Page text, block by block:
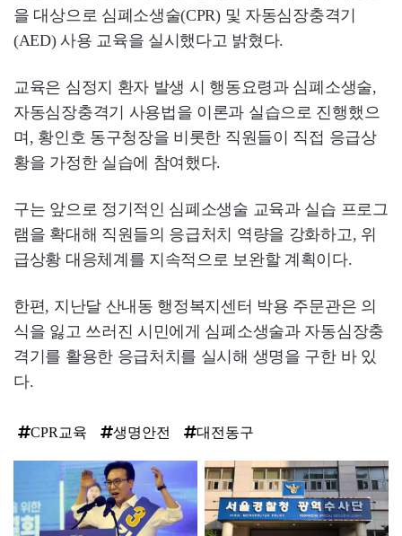
을 대상으로 심폐소생술(CPR) 및 자동심장충격기
(AED) 사용 교육을 실시했다고 밝혔다.
교육은 심정지 환자 발생 시 행동요령과 심폐소생술,
자동심장충격기 사용법을 이론과 실습으로 진행했으
며, 황인호 동구청장을 비롯한 직원들이 직접 응급상
황을 가정한 실습에 참여했다.
구는 앞으로 정기적인 심폐소생술 교육과 실습 프로그
램을 확대해 직원들의 응급처치 역량을 강화하고, 위
급상황 대응체계를 지속적으로 보완할 계획이다.
한편, 지난달 산내동 행정복지센터 박용 주문관은 의
식을 잃고 쓰러진 시민에게 심폐소생술과 자동심장충
격기를 활용한 응급처치를 실시해 생명을 구한 바 있
다.
CPR교육 생명안전 대전동구
인